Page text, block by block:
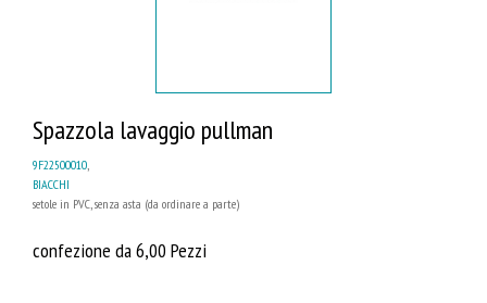
Spazzola lavaggio pullman
9F22500010,
BIACCHI
setole in PVC, senza asta (da ordinare a parte)
confezione da 6,00 Pezzi